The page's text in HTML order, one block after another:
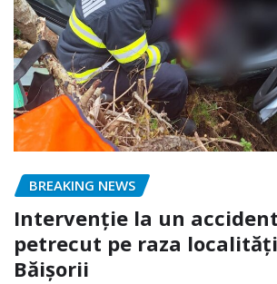
BREAKING NEWS
Intervenție la un
petrecut pe raza
Băișorii